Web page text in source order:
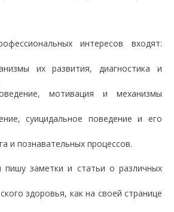
интересов входят:
их развития, диагностика и
мотивация и механизмы
суицидальное поведение и его
и познавательных процессов.
пишу заметки и статьи о различных
здоровья, как на своей странице